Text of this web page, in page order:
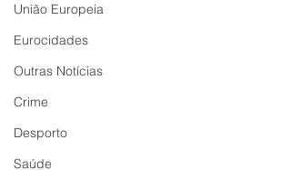
União Europeia
Eurocidades
Outras Notícias
Crime
Desporto
Saúde